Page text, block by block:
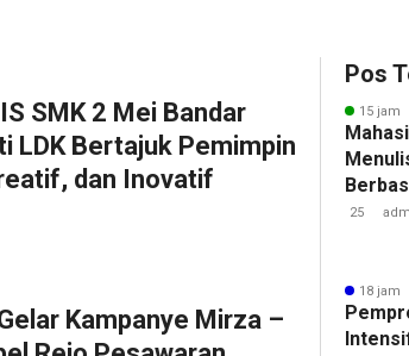
SMK 2 Mei Bandar
LDK Bertajuk Pemimpin
dan Inovatif
Kampanye Mirza –
Pos
15 jam
25
18 jam